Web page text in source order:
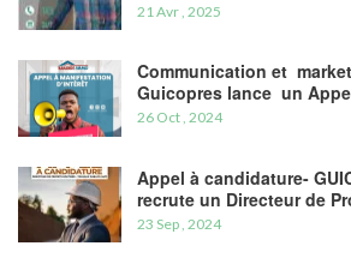
21 Avr , 2025
Communication et
Guicopres lance un
26 Oct , 2024
Appel à candidature-
recrute un Directeur de
23 Sep , 2024